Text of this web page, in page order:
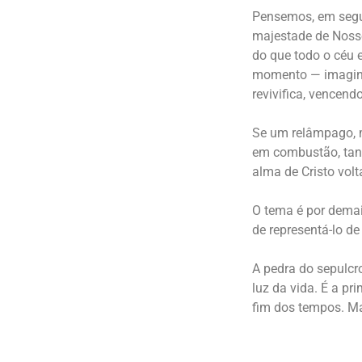
Pensemos, em
majestade de
do que todo o céu
momento —
revivifica,
Se um relâmpago,
em combustão,
alma de Cristo
O tema é por
de representá-lo
A pedra do
luz da vida. É a
fim dos tempos.